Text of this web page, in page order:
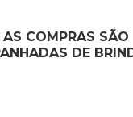
COMPRAS SÃO
DE